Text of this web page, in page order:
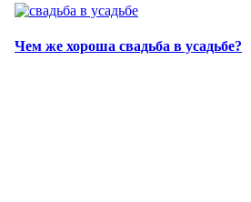
Чем же хороша свадьба в усадьбе?